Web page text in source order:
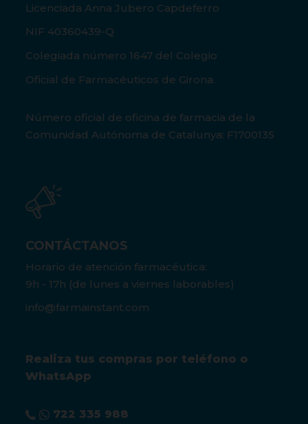
Licenciada Anna Jubero Capdeferro
NIF 40360439-Q
Colegiada número 1647 del Colegio
Oficial de Farmacéuticos de Girona.
Número oficial de oficina de farmacia de la
Comunidad Autónoma de Catalunya: F1700135
CONTÁCTANOS
Horario de atención farmacéutica:
9h - 17h (de lunes a viernes laborables)
info@farmainstant.com
Realiza tus compras por teléfono o
WhatsApp
722 335 988